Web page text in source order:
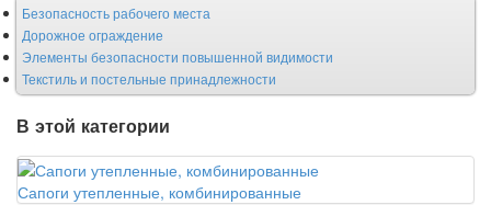
Безопасность рабочего места
Дорожное ограждение
Элементы безопасности повышенной видимости
Текстиль и постельные принадлежности
В этой категории
Сапоги утепленные, комбинированные